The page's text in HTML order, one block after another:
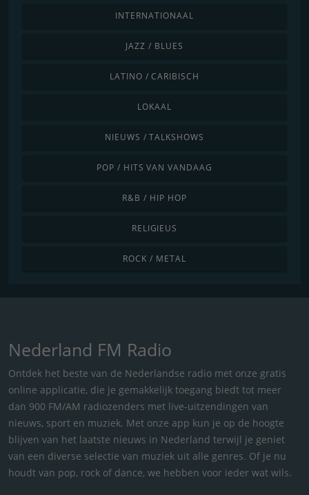
INTERNATIONAAL
JAZZ / BLUES
LATINO / CARIBISCH
LOKAAL
NIEUWS / TALKSHOWS
POP / HITS VAN VANDAAG
R&B / HIP HOP
RELIGIEUS
ROCK / METAL
Nederland FM Radio
Ontdek het beste van de Nederlandse radio met onze gratis
online applicatie, die je gemakkelijk toegang biedt tot meer
dan 900 FM/AM radiozenders met live-uitzendingen van
nieuws, sport en muziek. Met onze app kun je op de hoogte
blijven van het laatste nieuws in Nederland terwijl je geniet
van een diverse selectie van muziek uit alle genres. Of je nu
houdt van pop, rock of dance, we hebben voor ieder wat wils.